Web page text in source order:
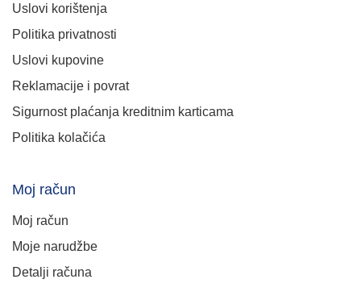
Uslovi korištenja
Politika privatnosti
Uslovi kupovine
Reklamacije i povrat
Sigurnost plaćanja kreditnim karticama
Politika kolačića
Moj račun
Moj račun
Moje narudžbe
Detalji računa